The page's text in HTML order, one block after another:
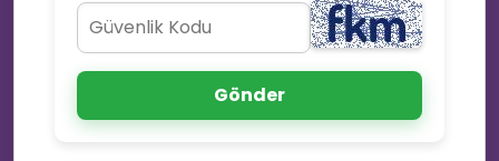
🔥
😜
🌟
Gönder